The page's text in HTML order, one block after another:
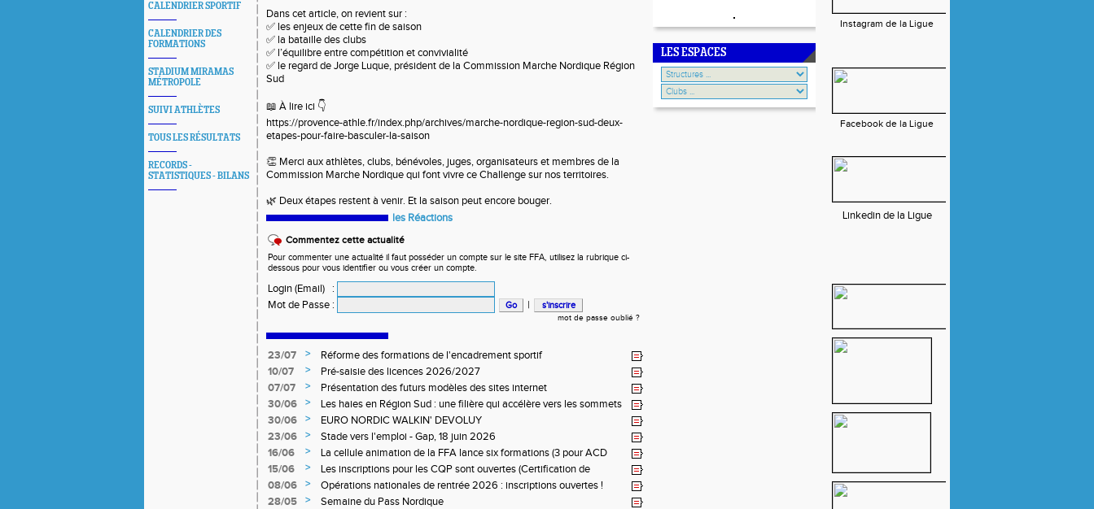
CALENDRIER SPORTIF
CALENDRIER DES
FORMATIONS
STADIUM MIRAMAS
MÉTROPOLE
SUIVI ATHLÈTES
TOUS LES RÉSULTATS
RECORDS -
STATISTIQUES - BILANS
Dans cet article, on revient sur :
✅ les enjeux de cette fin de saison
✅ la bataille des clubs
✅ l’équilibre entre compétition et convivialité
✅ le regard de Jorge Luque, président de la Commission Marche Nordique Région
Sud
📖 À lire ici 👇
https://provence-athle.fr/index.php/archives/marche-nordique-region-sud-deux-
etapes-pour-faire-basculer-la-saison
👏 Merci aux athlètes, clubs, bénévoles, juges, organisateurs et membres de la
Commission Marche Nordique qui font vivre ce Challenge sur nos territoires.
🌿 Deux étapes restent à venir. Et la saison peut encore bouger.
les Réactions
Commentez cette actualité
Pour commenter une actualité il faut posséder un compte sur le site FFA, utilisez la rubrique ci-
dessous pour vous identifier ou vous créer un compte.
Login (Email)
:
Mot de Passe : |
mot de passe oublié ?
23/07 >
Réforme des formations de l'encadrement sportif
10/07
>
Pré-saisie des licences 2026/2027
07/07
>
Présentation des futurs modèles des sites internet
30/06
>
Les haies en Région Sud : une filière qui accélère vers les sommets
30/06
>
EURO NORDIC WALKIN' DEVOLUY
23/06
>
Stade vers l'emploi - Gap, 18 juin 2026
16/06
>
La cellule animation de la FFA lance six formations (3 pour ACD
Niveau 1 et 3 pour ACR Niveau 2)
15/06 >
Les inscriptions pour les CQP sont ouvertes (Certification de
Qualification Professionnelle)
08/06 >
Opérations nationales de rentrée 2026 : inscriptions ouvertes !
28/05
>
Semaine du Pass Nordique
LES ESPACES
Instagram de la Ligue
Facebook de la Ligue
Linkedin de la Ligue